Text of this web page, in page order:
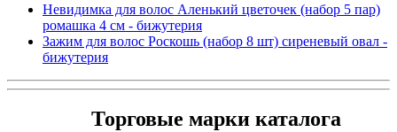
Невидимка для волос Аленький цветочек (набор 5 пар)
ромашка 4 см - бижутерия
Зажим для волос Роскошь (набор 8 шт) сиреневый овал -
бижутерия
Торговые марки каталога